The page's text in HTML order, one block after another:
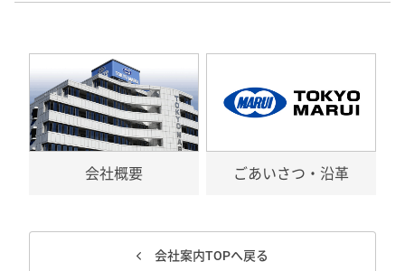
会社概要 ごあいさつ・沿革
会社案内TOPへ戻る